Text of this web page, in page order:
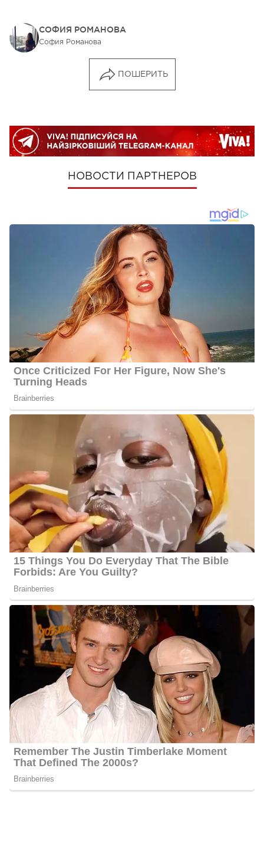
СОФИЯ РОМАНОВА
София Романова
ПОШЕРИТЬ
НОВОСТИ ПАРТНЕРОВ